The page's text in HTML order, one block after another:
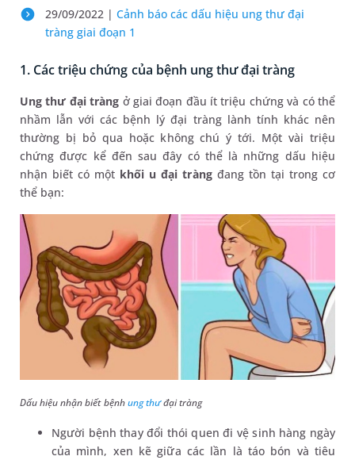
29/09/2022 | Cảnh báo các dấu hiệu ung thư đại
tràng giai đoạn 1
1. Các triệu chứng của bệnh ung thư đại tràng
Ung thư đại tràng ở giai đoạn đầu ít triệu chứng và có thể
nhầm lẫn với các bệnh lý đại tràng lành tính khác nên
thường bị bỏ qua hoặc không chú ý tới. Một vài triệu
chứng được kể đến sau đây có thể là những dấu hiệu
nhận biết có một khối u đại tràng đang tồn tại trong cơ
thể bạn:
Dấu hiệu nhận biết bệnhung thưđại tràng
Người bệnh thay đổi thói quen đi vệ sinh hàng ngày
của mình, xen kẽ giữa các lần là táo bón và tiêu